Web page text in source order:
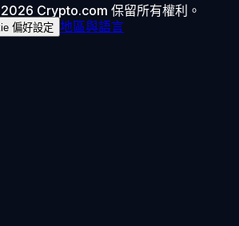
Crypto.com 保留所有權利。
偏好設定 地區與語言